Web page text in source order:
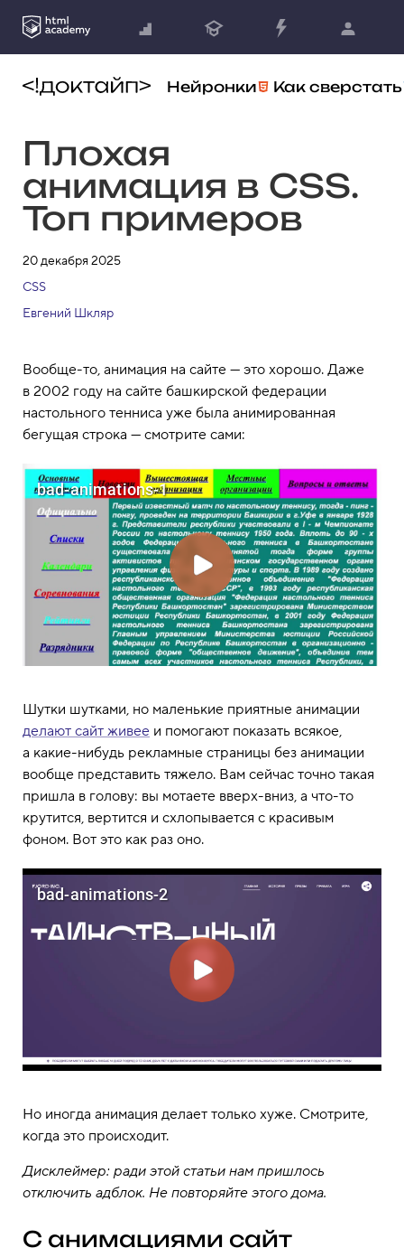
Нейронки Как сверстать
Плохая
анимация в CSS.
Топ примеров
20 декабря 2025
CSS
Евгений Шкляр
Вообще-то, анимация на сайте — это хорошо. Даже
в 2002 году на сайте башкирской федерации
настольного тенниса уже была анимированная
бегущая строка — смотрите сами:
Шутки шутками, но маленькие приятные анимации
делают сайт живее и помогают показать всякое,
а какие-нибудь рекламные страницы без анимации
вообще представить тяжело. Вам сейчас точно такая
пришла в голову: вы мотаете вверх-вниз, а что-то
крутится, вертится и схлопывается с красивым
фоном. Вот это как раз оно.
Но иногда анимация делает только хуже. Смотрите,
когда это происходит.
Дисклеймер: ради этой статьи нам пришлось
отключить адблок. Не повторяйте этого дома.
С анимациями сайт